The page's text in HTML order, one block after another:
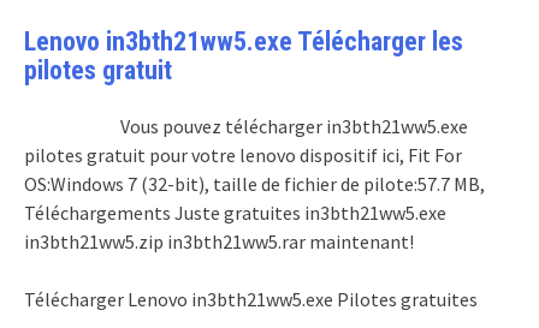
Lenovo in3bth21ww5.exe Télécharger les
pilotes gratuit
Vous pouvez télécharger in3bth21ww5.exe
pilotes gratuit pour votre lenovo dispositif ici, Fit For
OS:Windows 7 (32-bit), taille de fichier de pilote:57.7 MB,
Téléchargements Juste gratuites in3bth21ww5.exe
in3bth21ww5.zip in3bth21ww5.rar maintenant!
Télécharger Lenovo in3bth21ww5.exe Pilotes gratuites